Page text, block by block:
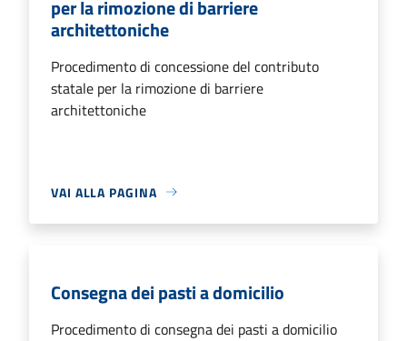
per la rimozione di barriere
architettoniche
Procedimento di concessione del contributo
statale per la rimozione di barriere
architettoniche
VAI ALLA PAGINA
Consegna dei pasti a domicilio
Procedimento di consegna dei pasti a domicilio